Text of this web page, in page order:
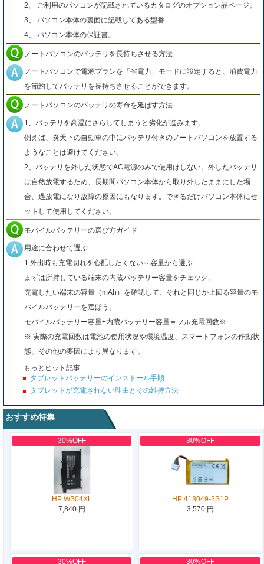
2、 ご利用のパソコンが記載されているカタログのオプション品ページ。
3、 パソコン本体の裏面に記載してある型番
4、 パソコン本体の保証書。
ノートパソコンのバッテリを長持ちさせる方法
ノートパソコンで電源プランを「省電力」モードに設定すると、消費電力
を節約してバッテリを長持ちさせることができます。
ノートパソコンのバッテリの寿命を延ばす方法
1、バッテリを高温にさらしてしまうと劣化が進みます。
例えば、炎天下の自動車の中にバッテリ付きのノートパソコンを放置する
ようなことは避けてください。
2、バッテリを外した状態でAC電源のみで使用はしない。外したバッテリ
は自然放電するため、長期間パソコン本体から取り外したままにした場
合、過放電になり故障の原因にもなります。できるだけパソコン本体にセ
ットして使用してください。
モバイルバッテリーの選び方ガイド
用途に合わせて選ぶ
1.外出時も充電切れを心配したくない～容量から選ぶ
まずは所持している端末の内蔵バッテリー容量をチェック。
充電したい端末の容量（mAh）を確認して、それと同じか上回る容量のモ
バイルバッテリーを選ぼう。
モバイルバッテリー容量÷内蔵バッテリー容量＝フル充電回数※
※ 実際の充電回数は電池の使用状況や環境温度、スマートフォンの作動状
態、その他の要因により異なります。
もっとヒット記事
タブレットバッテリーのインストール手順
タブレットが充電されない理由とその維持方法
おすすめ特集
30%OFF
HP WS04XL
7,840 円
30%OFF
HP 413049-2S1P
3,570 円
30%OFF 30%OFF